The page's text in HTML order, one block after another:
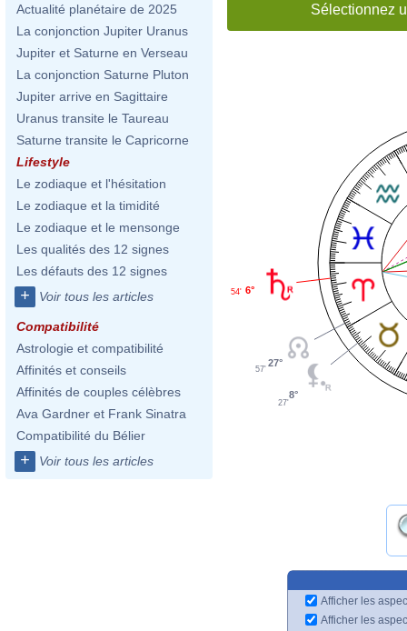
Actualité planétaire de 2025
La conjonction Jupiter Uranus
Jupiter et Saturne en Verseau
La conjonction Saturne Pluton
Jupiter arrive en Sagittaire
Uranus transite le Taureau
Saturne transite le Capricorne
Lifestyle
Le zodiaque et l'hésitation
Le zodiaque et la timidité
Le zodiaque et le mensonge
Les qualités des 12 signes
Les défauts des 12 signes
+ Voir tous les articles
Compatibilité
Astrologie et compatibilité
Affinités et conseils
Affinités de couples célèbres
Ava Gardner et Frank Sinatra
Compatibilité du Bélier
+ Voir tous les articles
Sélectionnez
6°
54'
27°
57'
8°
27'
Afficher les
Afficher les